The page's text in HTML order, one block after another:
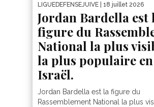
LIGUEDEFENSEJUIVE | 18 juillet 2026
Jordan Bardella est
figure du
National la plus
la plus populaire en
Israël.
Jordan Bardella est la figure du
Rassemblement National la plus